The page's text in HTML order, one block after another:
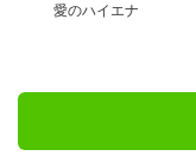
愛のハイエナ